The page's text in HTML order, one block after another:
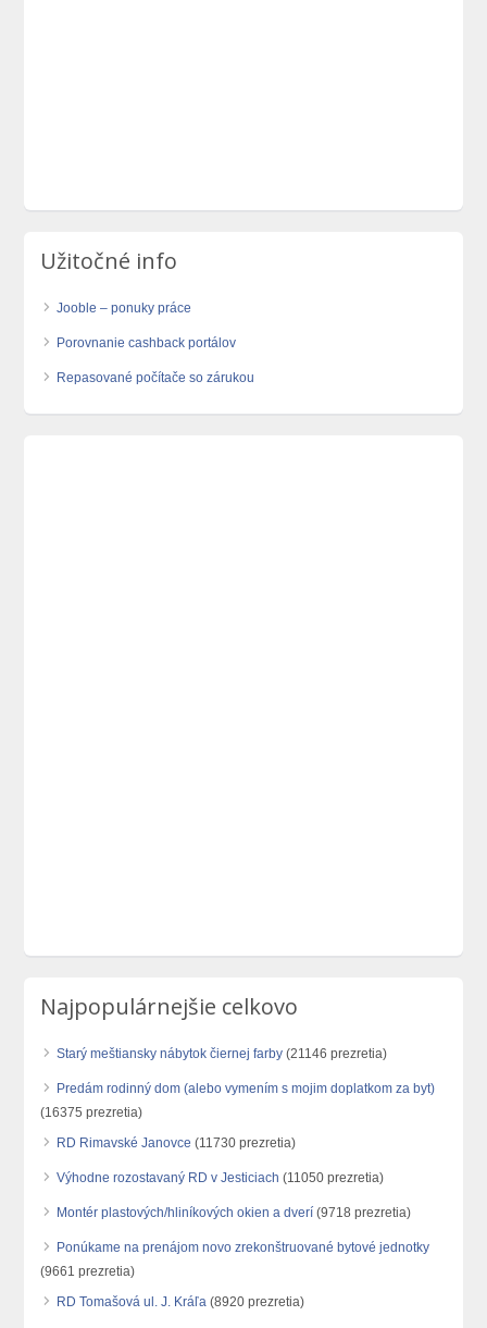
Užitočné info
Jooble – ponuky práce
Porovnanie cashback portálov
Repasované počítače so zárukou
Najpopulárnejšie celkovo
Starý meštiansky nábytok čiernej farby (21146 prezretia)
Predám rodinný dom (alebo vymením s mojim doplatkom za byt)
(16375 prezretia)
RD Rimavské Janovce (11730 prezretia)
Výhodne rozostavaný RD v Jesticiach (11050 prezretia)
Montér plastových/hliníkových okien a dverí (9718 prezretia)
Ponúkame na prenájom novo zrekonštruované bytové jednotky
(9661 prezretia)
RD Tomašová ul. J. Kráľa (8920 prezretia)